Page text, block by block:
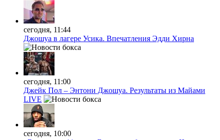
сегодня, 11:44
Джошуа в лагере Усика. Впечатления Эдди Хирна
сегодня, 11:00
Джейк Пол – Энтони Джошуа. Результаты из Майами
LIVE
сегодня, 10:00